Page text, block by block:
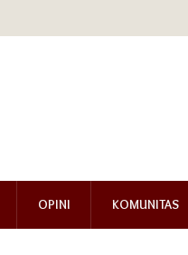
OPINI KOMUNITAS